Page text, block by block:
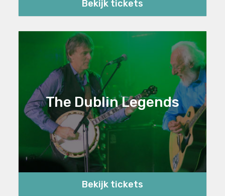
Bekijk tickets
The Dublin Legends
Bekijk tickets